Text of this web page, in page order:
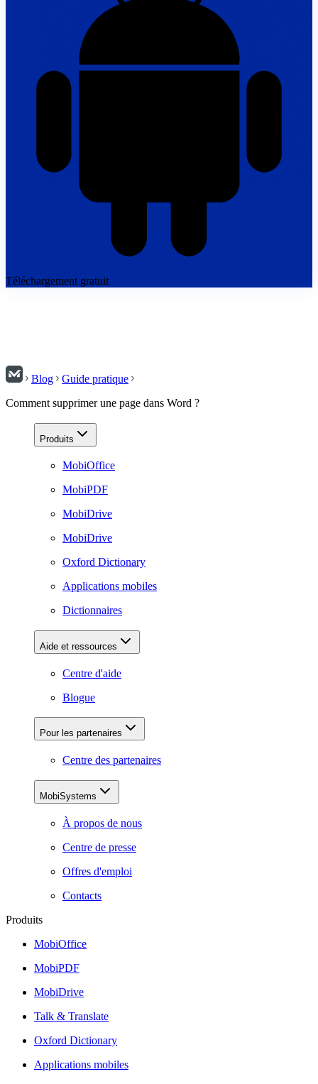
Téléchargement gratuit
Blog
Guide pratique
Comment supprimer une page dans Word ?
Produits
MobiOffice
MobiPDF
MobiDrive
MobiDrive
Oxford Dictionary
Applications mobiles
Dictionnaires
Aide et ressources
Centre d'aide
Blogue
Pour les partenaires
Centre des partenaires
MobiSystems
À propos de nous
Centre de presse
Offres d'emploi
Contacts
Produits
MobiOffice
MobiPDF
MobiDrive
Talk & Translate
Oxford Dictionary
Applications mobiles